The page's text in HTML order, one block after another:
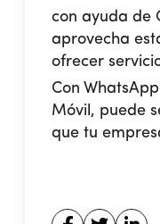
con ayuda de
aprovecha
ofrecer
Con
Móvil, puede
que tu